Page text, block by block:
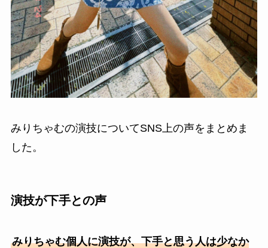
みりちゃむの演技についてSNS上の声をまとめま
した。
演技が下手との声
みりちゃむ個人に演技が、下手と思う人は少なか